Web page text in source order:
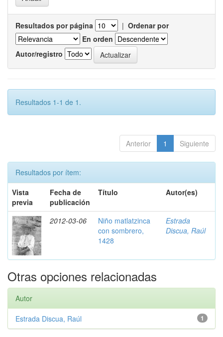
Resultados por página | Ordenar por
En orden
Autor/registro
Resultados 1-1 de 1.
Anterior 1 Siguiente
Resultados por ítem:
Vista
previa
Fecha de
publicación
Título Autor(es)
2012-03-06
Niño matlatzinca
con sombrero,
1428
Estrada
Discua, Raúl
Otras opciones relacionadas
Autor
1
Estrada Discua, Raúl